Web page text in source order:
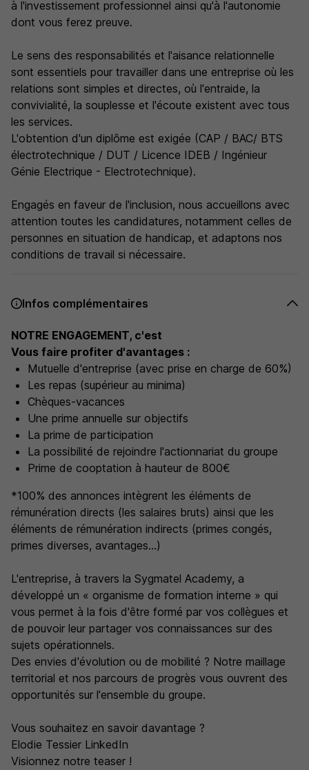
à l'investissement professionnel ainsi qu'à l'autonomie
dont vous ferez preuve.
Le sens des responsabilités et l'aisance relationnelle
sont essentiels pour travailler dans une entreprise où les
relations sont simples et directes, où l'entraide, la
convivialité, la souplesse et l'écoute existent avec tous
les services.
L'obtention d'un diplôme est exigée (CAP / BAC/ BTS
électrotechnique / DUT / Licence IDEB / Ingénieur
Génie Electrique - Electrotechnique).
Engagés en faveur de l'inclusion, nous accueillons avec
attention toutes les candidatures, notamment celles de
personnes en situation de handicap, et adaptons nos
conditions de travail si nécessaire.
Infos complémentaires
NOTRE ENGAGEMENT, c'est
Vous faire profiter d'avantages :
Mutuelle d'entreprise (avec prise en charge de 60%)
Les repas (supérieur au minima)
Chèques-vacances
Une prime annuelle sur objectifs
La prime de participation
La possibilité de rejoindre l'actionnariat du groupe
Prime de cooptation à hauteur de 800€
*100% des annonces intègrent les éléments de
rémunération directs (les salaires bruts) ainsi que les
éléments de rémunération indirects (primes congés,
primes diverses, avantages...)
L'entreprise, à travers la Sygmatel Academy, a
développé un « organisme de formation interne » qui
vous permet à la fois d'être formé par vos collègues et
de pouvoir leur partager vos connaissances sur des
sujets opérationnels.
Des envies d'évolution ou de mobilité ? Notre maillage
territorial et nos parcours de progrès vous ouvrent des
opportunités sur l'ensemble du groupe.
Vous souhaitez en savoir davantage ?
Elodie Tessier LinkedIn
Visionnez notre teaser !